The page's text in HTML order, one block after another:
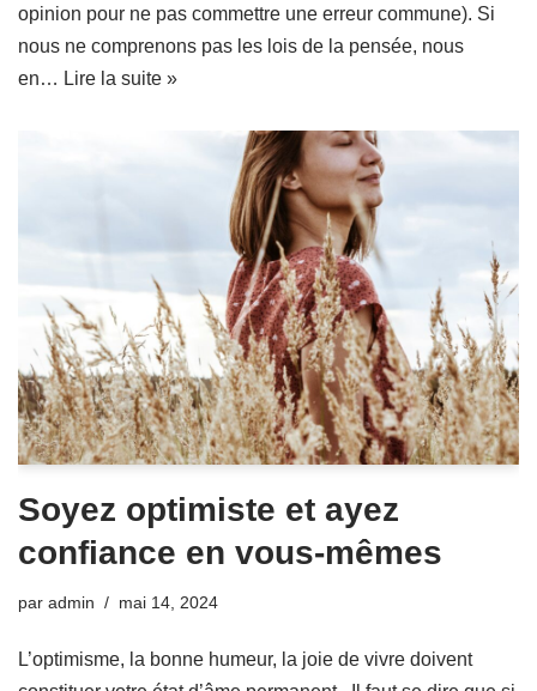
opinion pour ne pas commettre une erreur commune). Si
nous ne comprenons pas les lois de la pensée, nous
en… Lire la suite »
Soyez optimiste et ayez
confiance en vous-mêmes
par admin mai 14, 2024
L’optimisme, la bonne humeur, la joie de vivre doivent